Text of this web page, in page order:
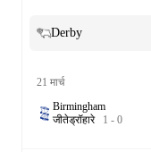
Derby
21 मार्च
Birmingham
जीतेड्रॉहारे 1 - 0